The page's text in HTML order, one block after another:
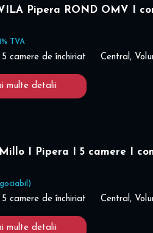
Pipera ROND OMV I
TVA
camere de închiriat Central,
multe detalii
I Pipera I 5 camere I
camere de închiriat Central,
multe detalii